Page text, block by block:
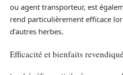
ou agent transporteur, est
rend particulièrement efficace
d’autres herbes.
Efficacité et bienfaits